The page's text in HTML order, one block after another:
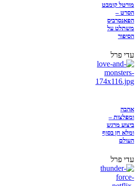
מורטל קומבט
הסרט –
הפאנסרביס
משתלט על
הסיפור
עדי פרל
אהבה
ומפלצות –
ביצוע מרגש
ומלא חן בסוף
העולם
עדי פרל